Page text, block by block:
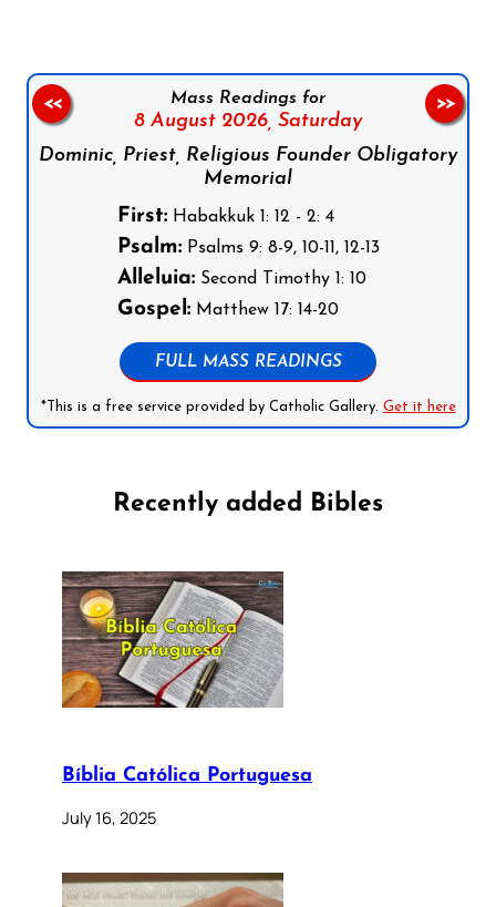
Mass Readings for
8 August 2026, Saturday
Dominic, Priest, Religious Founder Obligatory
Memorial
First:Habakkuk 1: 12 - 2: 4
Psalm:Psalms 9: 8-9, 10-11, 12-13
Alleluia:Second Timothy 1: 10
Gospel:Matthew 17: 14-20
FULL MASS READINGS
*This is a free service provided by Catholic Gallery. Get it here
<< >>
Recently added Bibles
Bíblia Católica Portuguesa
July 16, 2025